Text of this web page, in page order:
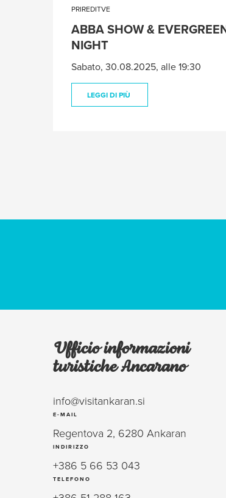
PRIREDITVE
ABBA SHOW &
NIGHT
Sabato, 30.08.2025, alle 19:30
LEGGI DI PIÙ
Ufficio informazioni
turistiche Ancarano
info@visitankaran.si
E-MAIL
Regentova 2, 6280 Ankaran
INDIRIZZO
+386 5 66 53 043
TELEFONO